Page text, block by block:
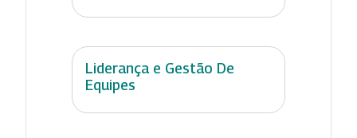
Liderança e Gestão De
Equipes